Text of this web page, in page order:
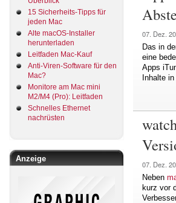
15 Sicherheits-Tipps für
jeden Mac
Alte macOS-Installer
herunterladen
Leitfaden Mac-Kauf
Anti-Viren-Software für den
Mac?
Monitore am Mac mini
M2/M4 (Pro): Leitfaden
Schnelles Ethernet
nachrüsten
Anzeige
07. Dez.
Das in
eine
Apps
Inhalte
07. Dez.
Neben
kurz vor